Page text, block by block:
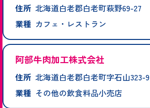
住所 北海道白老郡白老町萩野69-27
業種 カフェ・レストラン
阿部牛肉加工株式会社
住所 北海道白老郡白老町字石山323-9
業種 その他の飲食料品小売店